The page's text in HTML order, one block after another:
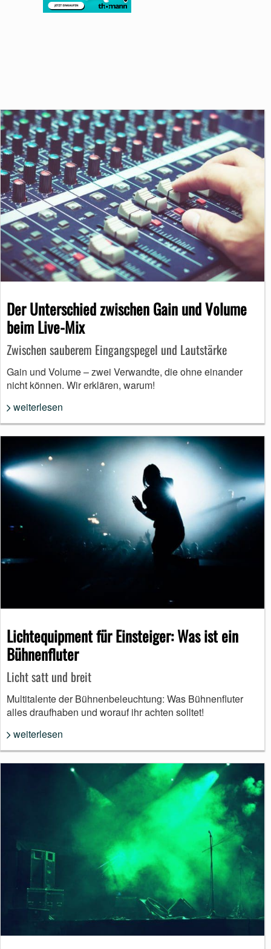
Der Unterschied zwischen Gain und Volume
beim Live-Mix
Zwischen sauberem Eingangspegel und Lautstärke
Gain und Volume – zwei Verwandte, die ohne einander
nicht können. Wir erklären, warum!
weiterlesen
Lichtequipment für Einsteiger: Was ist ein
Bühnenfluter
Licht satt und breit
Multitalente der Bühnenbeleuchtung: Was Bühnenfluter
alles draufhaben und worauf ihr achten solltet!
weiterlesen